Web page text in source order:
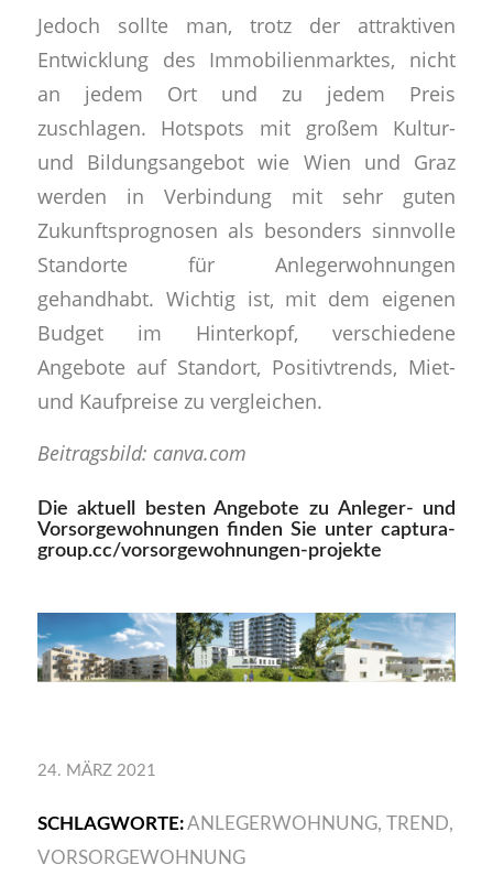
Jedoch sollte man, trotz der attraktiven
Entwicklung des Immobilienmarktes, nicht
an jedem Ort und zu jedem Preis
zuschlagen. Hotspots mit großem Kultur-
und Bildungsangebot wie Wien und Graz
werden in Verbindung mit sehr guten
Zukunftsprognosen als besonders sinnvolle
Standorte für Anlegerwohnungen
gehandhabt. Wichtig ist, mit dem eigenen
Budget im Hinterkopf, verschiedene
Angebote auf Standort, Positivtrends, Miet-
und Kaufpreise zu vergleichen.
Beitragsbild: canva.com
Die aktuell besten Angebote zu Anleger- und
Vorsorgewohnungen finden Sie untercaptura-
group.cc/vorsorgewohnungen-projekte
24. MÄRZ 2021
SCHLAGWORTE: ANLEGERWOHNUNG, TREND,
VORSORGEWOHNUNG